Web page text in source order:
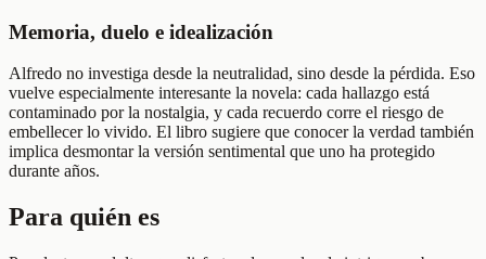
Memoria, duelo e idealización
Alfredo no investiga desde la neutralidad, sino desde la pérdida. Eso
vuelve especialmente interesante la novela: cada hallazgo está
contaminado por la nostalgia, y cada recuerdo corre el riesgo de
embellecer lo vivido. El libro sugiere que conocer la verdad también
implica desmontar la versión sentimental que uno ha protegido
durante años.
Para quién es